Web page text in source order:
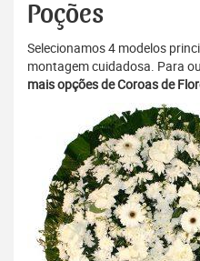
Poções
Selecionamos 4 modelos
montagem cuidadosa. Para
mais opções de Coroas de